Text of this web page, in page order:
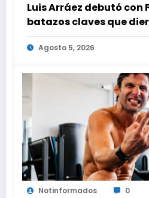
Luis Arráez debutó con
batazos claves que
ante Nacionales
Agosto 5, 2026
Notinformados 0